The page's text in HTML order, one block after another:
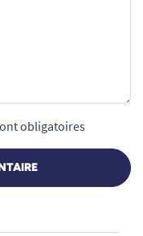
obligatoires